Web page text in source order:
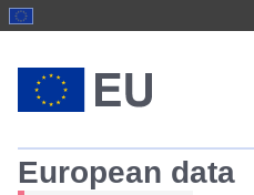
European data